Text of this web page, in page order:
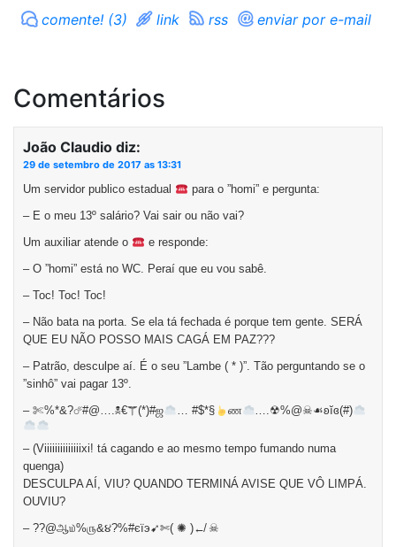
comente! (3) link rss enviar por e-mail
Comentários
João Claudio diz:
29 de setembro de 2017 as 13:31
Um servidor publico estadual
para o ”homi” e pergunta:
– E o meu 13º salário? Vai sair ou não vai?
Um auxiliar atende o
e responde:
– O ”homi” está no WC. Peraí que eu vou sabê.
– Toc! Toc! Toc!
– Não bata na porta. Se ela tá fechada é porque tem gente. SERÁ
QUE EU NÃO POSSO MAIS CAGÁ EM PAZ???
– Patrão, desculpe aí. É o seu ”Lambe ( * )”. Tão perguntando se o
”sinhô” vai pagar 13º.
– ✄%*&?☄#@….☠€☤(*)#ஜ
… #$*§ ண ….☢%@☠☙ʚĭɞ(#)
– (Viiiiiiiiiiiiiixi! tá cagando e ao mesmo tempo fumando numa
quenga)
DESCULPA AÍ, VIU? QUANDO TERMINÁ AVISE QUE VÔ LIMPÁ.
OUVIU?
– ??@ஆ௰%௫&૪?%#єїэ➹✄( ✺ )↚ ☠